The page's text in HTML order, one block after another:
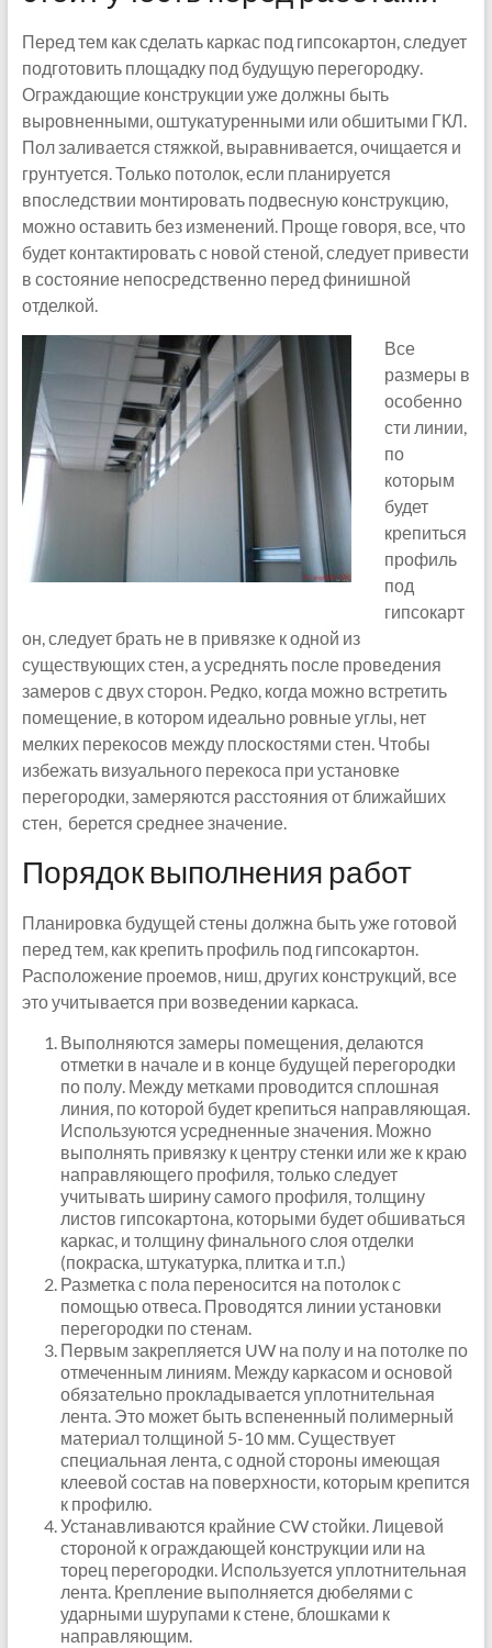
Перед тем как сделать каркас под гипсокартон, следует
подготовить площадку под будущую перегородку.
Ограждающие конструкции уже должны быть
выровненными, оштукатуренными или обшитыми ГКЛ.
Пол заливается стяжкой, выравнивается, очищается и
грунтуется. Только потолок, если планируется
впоследствии монтировать подвесную конструкцию,
можно оставить без изменений. Проще говоря, все, что
будет контактировать с новой стеной, следует привести
в состояние непосредственно перед финишной
отделкой.
Все
размеры в
особенно
сти линии,
по
которым
будет
крепиться
профиль
под
гипсокарт
он, следует брать не в привязке к одной из
существующих стен, а усреднять после проведения
замеров с двух сторон. Редко, когда можно встретить
помещение, в котором идеально ровные углы, нет
мелких перекосов между плоскостями стен. Чтобы
избежать визуального перекоса при установке
перегородки, замеряются расстояния от ближайших
стен, берется среднее значение.
Порядок выполнения работ
Планировка будущей стены должна быть уже готовой
перед тем, как крепить профиль под гипсокартон.
Расположение проемов, ниш, других конструкций, все
это учитывается при возведении каркаса.
Выполняются замеры помещения, делаются
отметки в начале и в конце будущей перегородки
по полу. Между метками проводится сплошная
линия, по которой будет крепиться направляющая.
Используются усредненные значения. Можно
выполнять привязку к центру стенки или же к краю
направляющего профиля, только следует
учитывать ширину самого профиля, толщину
листов гипсокартона, которыми будет обшиваться
каркас, и толщину финального слоя отделки
(покраска, штукатурка, плитка и т.п.)
Разметка с пола переносится на потолок с
помощью отвеса. Проводятся линии установки
перегородки по стенам.
Первым закрепляется UW на полу и на потолке по
отмеченным линиям. Между каркасом и основой
обязательно прокладывается уплотнительная
лента. Это может быть вспененный полимерный
материал толщиной 5-10 мм. Существует
специальная лента, с одной стороны имеющая
клеевой состав на поверхности, которым крепится
к профилю.
Устанавливаются крайние CW стойки. Лицевой
стороной к ограждающей конструкции или на
торец перегородки. Используется уплотнительная
лента. Крепление выполняется дюбелями с
ударными шурупами к стене, блошками к
направляющим.